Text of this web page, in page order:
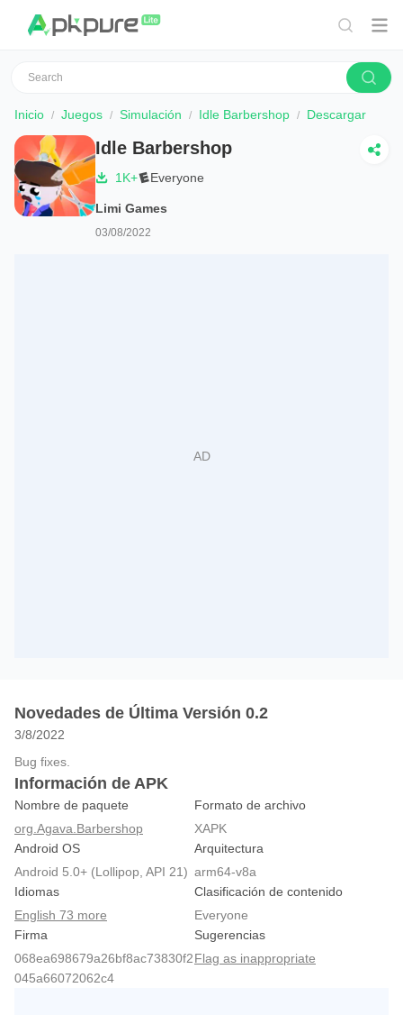
Inicio Juegos Simulación Idle Barbershop Descargar
Idle Barbershop
1K+ Everyone
Limi Games
03/08/2022
Novedades de Última Versión 0.2
3/8/2022
Bug fixes.
Información de APK
Nombre de paquete
org.Agava.Barbershop
Formato de archivo
XAPK
Android OS
Android 5.0+ (Lollipop, API 21)
Arquitectura
arm64-v8a
Idiomas
English 73 more
Clasificación de contenido
Everyone
Firma
068ea698679a26bf8ac73830f2
045a66072062c4
Sugerencias
Flag as inappropriate